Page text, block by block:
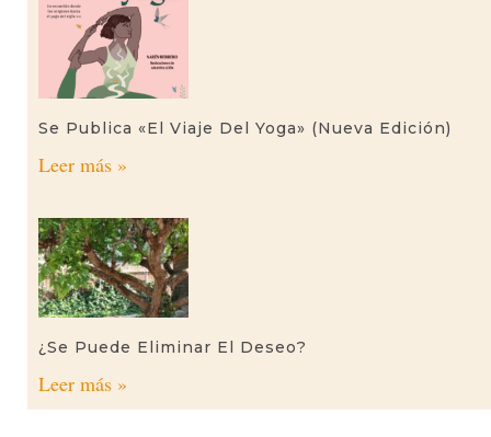
Se Publica «El Viaje Del Yoga» (nueva Edición)
Leer más »
¿Se Puede Eliminar El Deseo?
Leer más »